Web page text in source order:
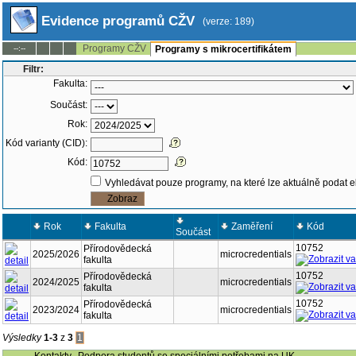
Evidence programů CŽV (verze: 189)
--:-- Programy CŽV
Programy s mikrocertifikátem
Filtr:
Fakulta:
Součást:
Rok:
Kód varianty (CID):
Kód:
Vyhledávat pouze programy, na které lze aktuálně podat
Rok Fakulta Součást Zaměření Kód
2025/2026 Přírodovědecká
fakulta
microcredentials
10752
2024/2025 Přírodovědecká
fakulta
microcredentials
10752
2023/2024 Přírodovědecká
fakulta
microcredentials
10752
Výsledky1-3 z 3 1